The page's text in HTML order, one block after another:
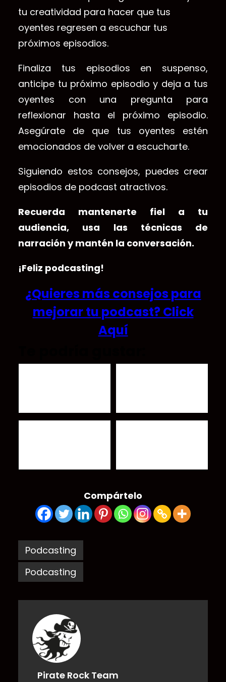
tu creatividad para hacer que tus
oyentes regresen a escuchar tus
próximos episodios.
Finaliza tus episodios en suspenso,
anticipe tu próximo episodio y deja a tus
oyentes con una pregunta para
reflexionar hasta el próximo episodio.
Asegúrate de que tus oyentes estén
emocionados de volver a escucharte.
Siguiendo estos consejos, puedes crear
episodios de podcast atractivos.
Recuerda mantenerte fiel a tu
audiencia, usa las técnicas de
narración y mantén la conversación.
¡Feliz podcasting!
¿Quieres más consejos para
mejorar tu podcast? Click
Aquí
Compártelo
Podcasting
Podcasting
Pirate Rock Team